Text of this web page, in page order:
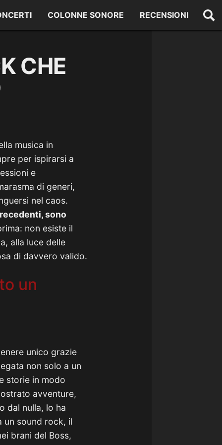
COLONNE SONORE RECENSIONI
CHE
musica in
per ispirarsi a
e
di generi,
nel caos.
sono
non esiste il
alla luce delle
di davvero valido.
un
unico grazie
non solo a un
storie in modo
avventure,
dal nulla, lo ha
un sound rock, il
brani del Boss,